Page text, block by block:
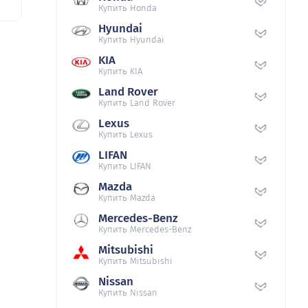
Купить Honda
Hyundai
Купить Hyundai
KIA
Купить KIA
Land Rover
Купить Land Rover
Lexus
Купить Lexus
LIFAN
Купить LIFAN
Mazda
Купить Mazda
Mercedes-Benz
Купить Mercedes-Benz
Mitsubishi
Купить Mitsubishi
Nissan
Купить Nissan